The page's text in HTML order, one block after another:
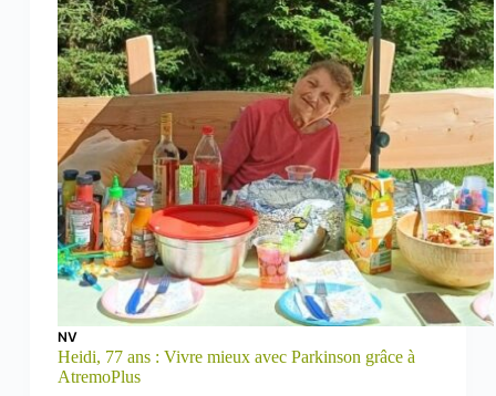
NV
Heidi, 77 ans : Vivre mieux avec Parkinson grâce à
AtremoPlus